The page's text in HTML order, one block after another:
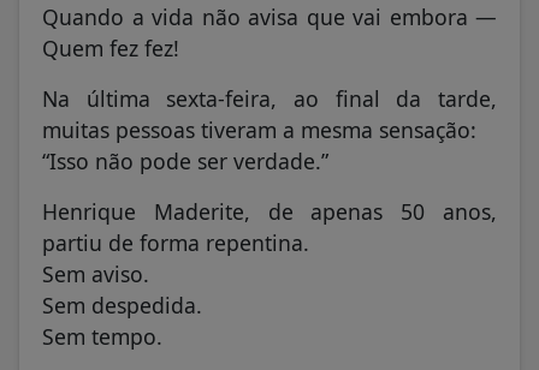
Quando a vida não avisa que vai embora —
Quem fez fez!
Na última sexta-feira, ao final da tarde,
muitas pessoas tiveram a mesma sensação:
“Isso não pode ser verdade.”
Henrique Maderite, de apenas 50 anos,
partiu de forma repentina.
Sem aviso.
Sem despedida.
Sem tempo.